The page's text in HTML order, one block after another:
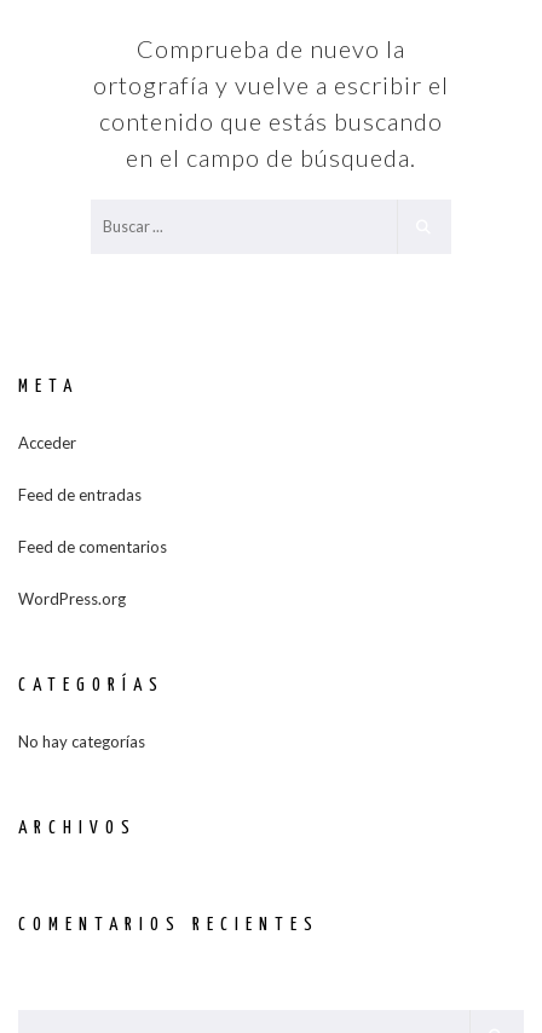
Comprueba de nuevo la
ortografía y vuelve a escribir el
contenido que estás buscando
en el campo de búsqueda.
META
Acceder
Feed de entradas
Feed de comentarios
WordPress.org
CATEGORÍAS
No hay categorías
ARCHIVOS
COMENTARIOS RECIENTES